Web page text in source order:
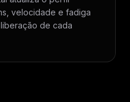
velocidade e fadiga
de cada